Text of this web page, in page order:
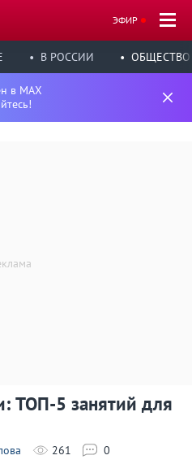
ЭФИР
В РОССИИ ОБЩЕСТВО
в MAX
ТОП-5 занятий для
261 0